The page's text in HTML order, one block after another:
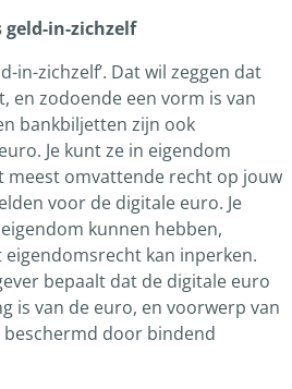
in-zichzelf
in-zichzelf’. Dat wil zeggen dat
en zodoende een vorm is van
bankbiljetten zijn ook
Je kunt ze in eigendom
meest omvattende recht op jouw
voor de digitale euro. Je
kunnen hebben,
kan inperken.
bepaalt dat de digitale euro
is van de euro, en voorwerp van
door bindend